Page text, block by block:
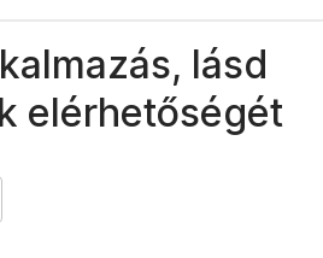
lásd
elérhetőségét